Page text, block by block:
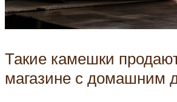
Такие камешки
магазине с домашним